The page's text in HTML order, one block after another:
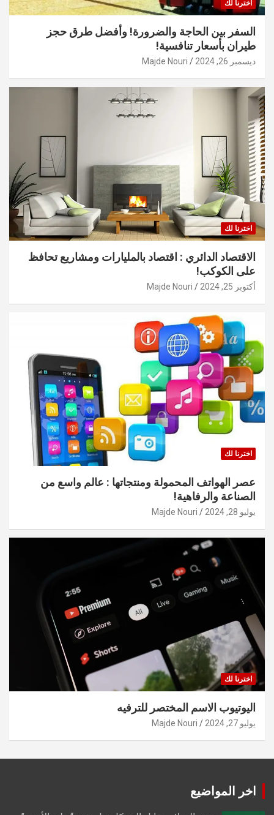
اخترنا لك
السفر بين الحاجة والضرورة! وأفضل طرق حجز
طيران بأسعار تنافسية!
ديسمبر 26, 2024 Majde Nouri
اخترنا لك
الاقتصاد الدائري : اقتصاد بالمليارات ومشاريع تحافظ
على الكوكب!
أكتوبر 25, 2024 Majde Nouri
اخترنا لك
عصر الهواتف المحمولة ومنتجاتها : عالم واسع من
الصناعة والرفاهية!
يوليو 28, 2024 Majde Nouri
اخترنا لك
اليوتيوب الاسم المختصر للترفيه
يوليو 27, 2024 Majde Nouri
اخر المواضيع